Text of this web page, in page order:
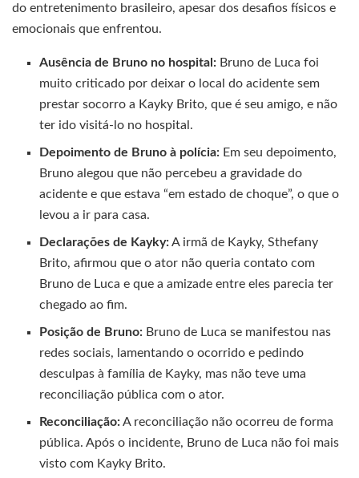
do entretenimento brasileiro, apesar dos desafios físicos e
emocionais que enfrentou.
Ausência de Bruno no hospital: Bruno de Luca foi
muito criticado por deixar o local do acidente sem
prestar socorro a Kayky Brito, que é seu amigo, e não
ter ido visitá-lo no hospital.
Depoimento de Bruno à polícia: Em seu depoimento,
Bruno alegou que não percebeu a gravidade do
acidente e que estava “em estado de choque”, o que o
levou a ir para casa.
Declarações de Kayky:A irmã de Kayky, Sthefany
Brito, afirmou que o ator não queria contato com
Bruno de Luca e que a amizade entre eles parecia ter
chegado ao fim.
Posição de Bruno: Bruno de Luca se manifestou nas
redes sociais, lamentando o ocorrido e pedindo
desculpas à família de Kayky, mas não teve uma
reconciliação pública com o ator.
Reconciliação:A reconciliação não ocorreu de forma
pública. Após o incidente, Bruno de Luca não foi mais
visto com Kayky Brito.